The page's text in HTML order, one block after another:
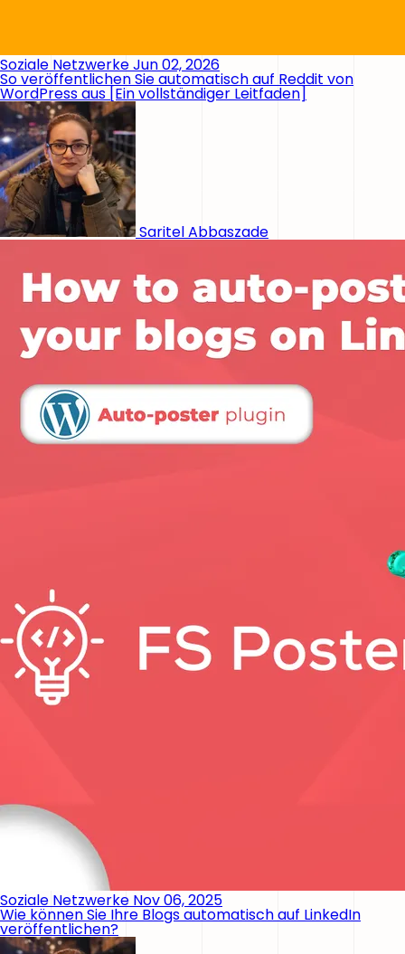
Soziale NetzwerkeJun 02, 2026
So veröffentlichen Sie automatisch auf Reddit von
WordPress aus [Ein vollständiger Leitfaden]
Saritel Abbaszade
Soziale Netzwerke Nov 06, 2025
Wie können Sie Ihre Blogs automatisch auf LinkedIn
veröffentlichen?